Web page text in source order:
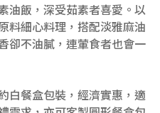
油飯，深受茹素者喜愛。以
料細心料理，搭配淡雅麻油
卻不油膩，連葷食者也會一
白餐盒包裝，經濟實惠，適